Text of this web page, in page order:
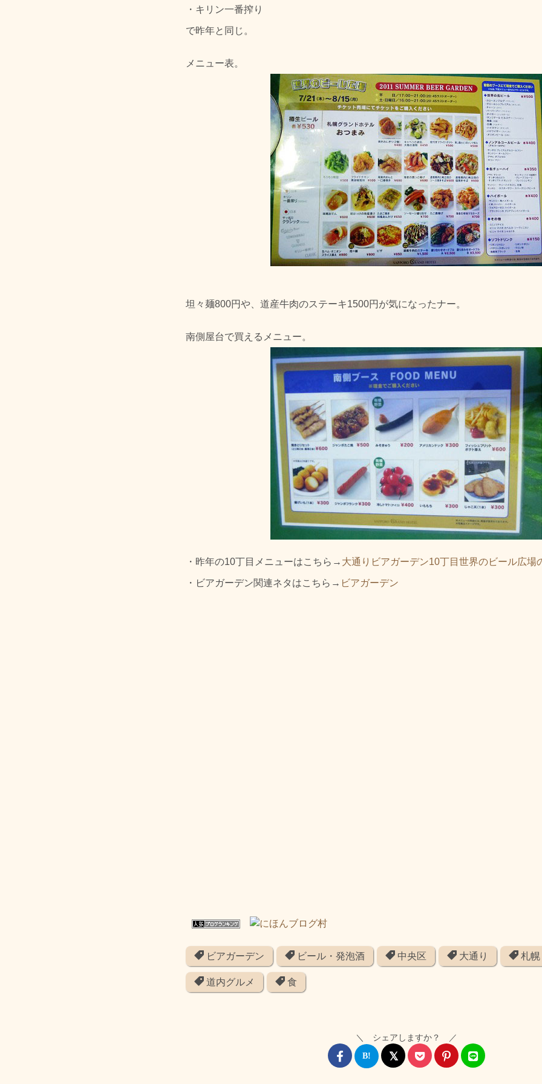
・キリン一番搾り
で昨年と同じ。
メニュー表。
坦々麺800円や、道産牛肉のステーキ1500円が気になったナー。
南側屋台で買えるメニュー。
・昨年の10丁目メニューはこちら→ 大通りビアガーデン10丁目世界のビール広場
・ビアガーデン関連ネタはこちら→ ビアガーデン
ビアガーデン ビール・発泡酒 中央区 大通り 札幌
道内グルメ 食
＼ シェアしますか？ ／